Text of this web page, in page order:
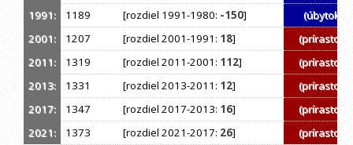
1991:
1189 [rozdiel 1991-1980: -150]
(úbytok)
2001:
1207 [rozdiel 2001-1991: 18]
(prírastok)
2011:
1319 [rozdiel 2011-2001: 112]
(prírastok)
2013:
1331 [rozdiel 2013-2011: 12]
(prírastok)
2017:
1347 [rozdiel 2017-2013: 16]
(prírastok)
2021:
1373 [rozdiel 2021-2017: 26] (prírastok)